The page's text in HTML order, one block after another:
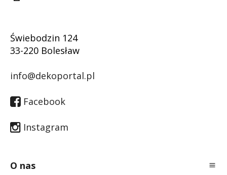
Świebodzin 124
33-220 Bolesław
info@dekoportal.pl
Facebook
Instagram
O nas